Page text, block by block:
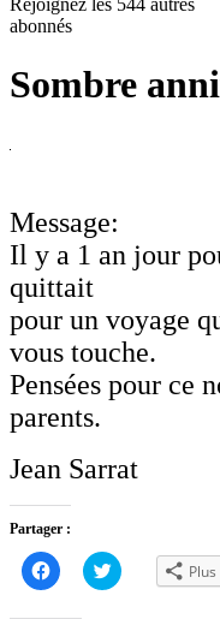
abonnés
Sombre
Message:
Il y a 1 an jour
quittait
pour un voyage
vous touche.
Pensées pour ce
parents.
Jean Sarrat
Partager :
Cliquez
pour
partager
Cliquez
pour Plus